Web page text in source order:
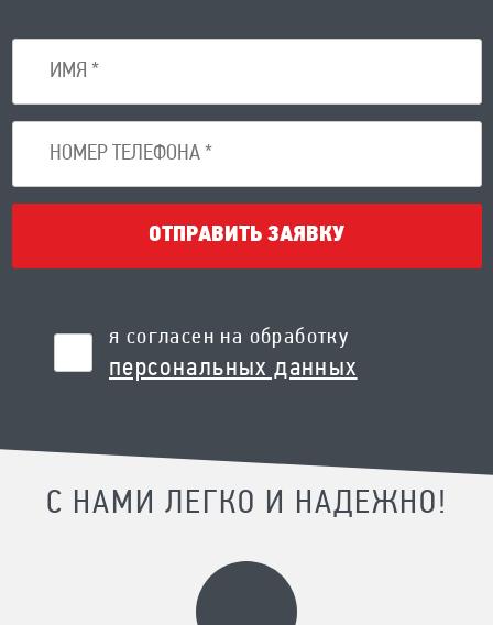
ОТПРАВИТЬ ЗАЯВКУ
я согласен на обработку
персональных данных
С НАМИ ЛЕГКО И НАДЕЖНО!